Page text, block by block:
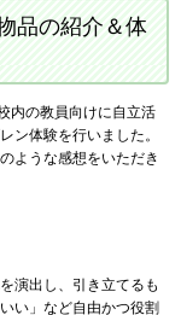
品の紹介＆体
内の教員向けに自立活
ン体験を行いました。
ような感想をいただき
演出し、引き立てるも
い」など自由かつ役割